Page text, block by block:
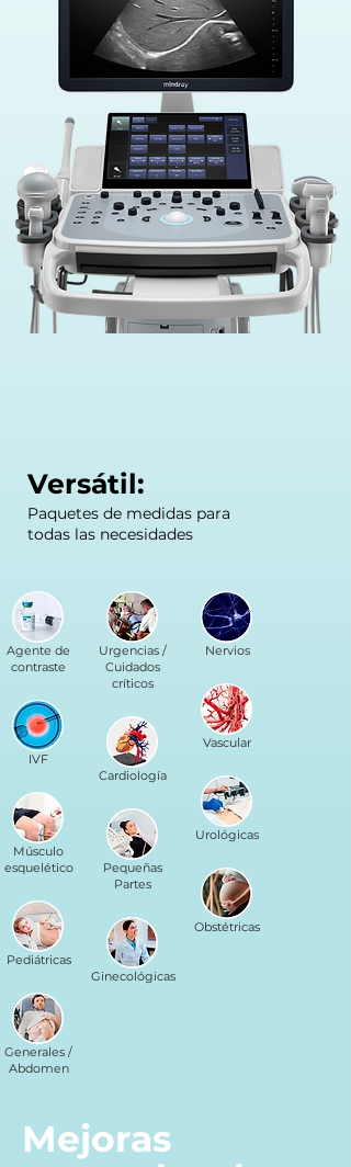
Versátil:
Paquetes de medidas para
todas las necesidades
Agente de
contraste
IVF
Músculo
esquelético
Pediátricas
Generales /
Abdomen
Urgencias /
Cuidados
críticos
Cardiología
Pequeñas
Partes
Ginecológicas
Nervios
Vascular
Urológicas
Obstétricas
Mejoras